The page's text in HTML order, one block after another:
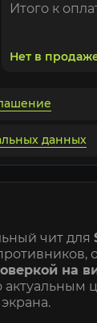
Итого к
Нет в
данных
чит для
на